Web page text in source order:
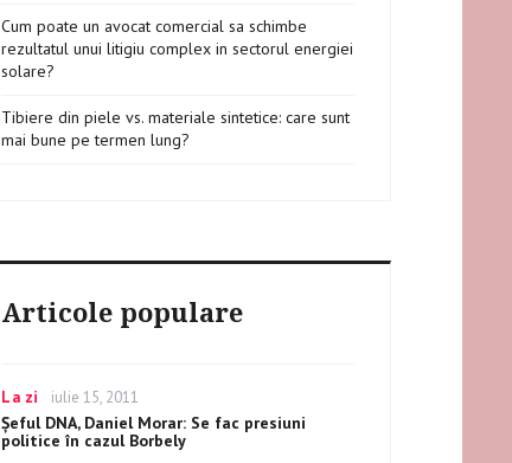
Cum poate un avocat comercial sa schimbe
rezultatul unui litigiu complex in sectorul energiei
solare?
Tibiere din piele vs. materiale sintetice: care sunt
mai bune pe termen lung?
Articole populare
Categories
La zi
Posted
on
iulie 15, 2011
Şeful DNA, Daniel Morar: Se fac presiuni
politice în cazul Borbely